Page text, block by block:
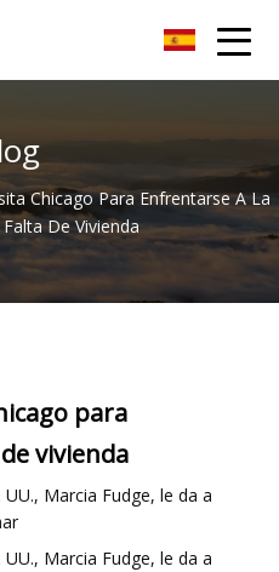
Chicago Para Enfrentarse A La
Falta De Vivienda
para
vivienda
Marcia Fudge, le da a
Marcia Fudge, le da a